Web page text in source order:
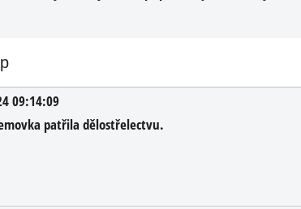
09:14:09
patřila dělostřelectvu.